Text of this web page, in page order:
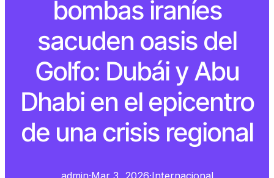
bombas iraníes
sacuden oasis del
Golfo: Dubái y Abu
Dhabi en el epicentro
de una crisis regional
admin·Mar 3, 2026·Internacional